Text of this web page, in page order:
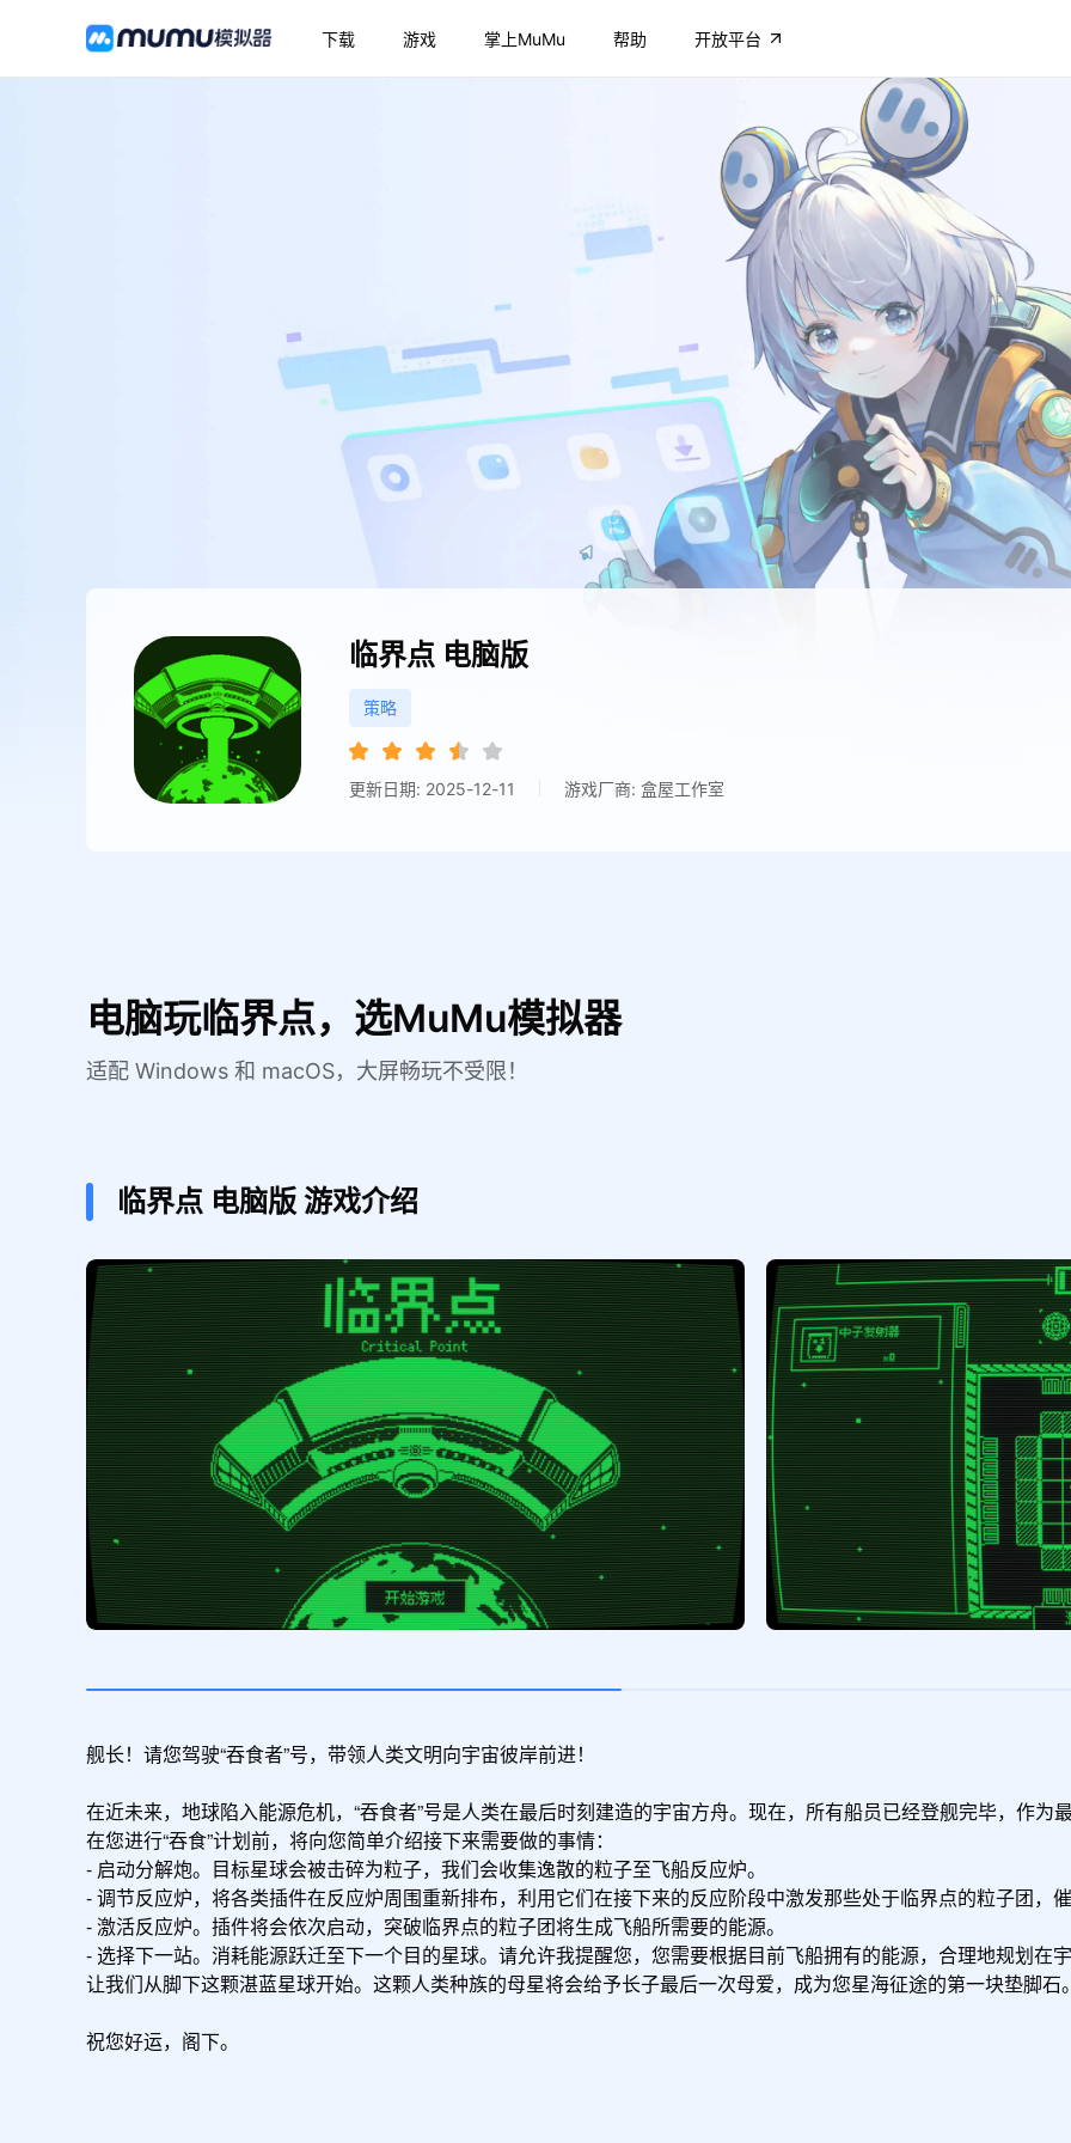
下载 游戏 掌上MuMu 帮助 开放平台
临界点 电脑版
策略
更新日期: 2025-12-11 游戏厂商: 盒屋工作室
电脑玩临界点，选MuMu模拟器
适配 Windows 和 macOS，大屏畅玩不受限！
临界点 电脑版 游戏介绍
舰长！请您驾驶“吞食者”号，带领人类文明向宇宙彼岸前进！
在近未来，地球陷入能源危机，“吞食者”号是人类在最后时刻建造的宇宙方舟。现在，所有船员已经登舰完毕，作
在您进行“吞食”计划前，将向您简单介绍接下来需要做的事情：
- 启动分解炮。目标星球会被击碎为粒子，我们会收集逸散的粒子至飞船反应炉。
- 调节反应炉，将各类插件在反应炉周围重新排布，利用它们在接下来的反应阶段中激发那些处于临界点的粒子团，
- 激活反应炉。插件将会依次启动，突破临界点的粒子团将生成飞船所需要的能源。
- 选择下一站。消耗能源跃迁至下一个目的星球。请允许我提醒您，您需要根据目前飞船拥有的能源，合理地规划在
让我们从脚下这颗湛蓝星球开始。这颗人类种族的母星将会给予长子最后一次母爱，成为您星海征途的第一块垫脚石
祝您好运，阁下。